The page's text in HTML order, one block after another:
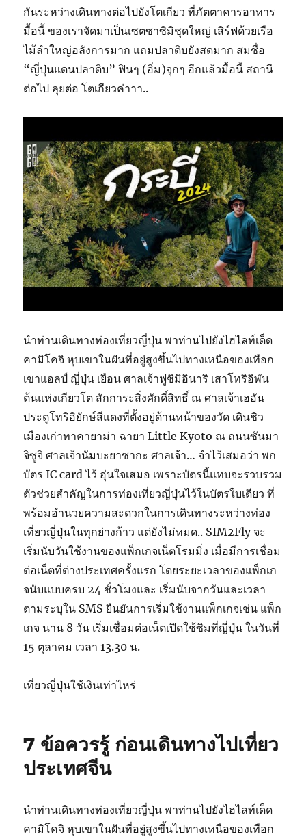
กันระหว่างเดินทางต่อไปยังโตเกียว ที่ภัตตาคารอาหาร
มื้อนี้ ของเราจัดมาเป็นเซตซาซิมิชุดใหญ่ เสิร์ฟด้วยเรือ
ไม้ลำใหญ่อลังการมาก แถมปลาดิบยังสดมาก สมชื่อ
“ญี่ปุ่นแดนปลาดิบ” ฟินๆ (อิ่ม)จุกๆ อีกแล้วมื้อนี้ สถานี
ต่อไป ลุยต่อ โตเกียวค่าาา..
นำท่านเดินทางท่องเที่ยวญี่ปุ่น พาท่านไปยังไฮไลท์เด็ด
คามิโคจิ หุบเขาในฝันที่อยู่สูงขึ้นไปทางเหนือของเทือก
เขาแอลป์ ญี่ปุ่น เยือน ศาลเจ้าฟูชิมิอินาริ เสาโทริอิพัน
ต้นแห่งเกียวโต สักการะสิ่งศักดิ์สิทธิ์ ณ ศาลเจ้าเฮอัน
ประตูโทริอิยักษ์สีแดงที่ตั้งอยู่ด้านหน้าของวัด เดินชิว
เมืองเก่าทาคายาม่า ฉายา Little Kyoto ณ ถนนซันมา
จิซูจิ ศาลเจ้านัมบะยาซากะ ศาลเจ้า… จำไว้เสมอว่า พก
บัตร IC card ไว้ อุ่นใจเสมอ เพราะบัตรนี้แทบจะรวบรวม
ตัวช่วยสำคัญในการท่องเที่ยวญี่ปุ่นไว้ในบัตรใบเดียว ที่
พร้อมอำนวยความสะดวกในการเดินทางระหว่างท่อง
เที่ยวญี่ปุ่นในทุกย่างก้าว แต่ยังไม่หมด.. SIM2Fly จะ
เริ่มนับวันใช้งานของแพ็กเกจเน็ตโรมมิ่ง เมื่อมีการเชื่อม
ต่อเน็ตที่ต่างประเทศครั้งแรก โดยระยะเวลาของแพ็กเก
จนับแบบครบ 24 ชั่วโมงและ เริ่มนับจากวันและเวลา
ตามระบุใน SMS ยืนยันการเริ่มใช้งานแพ็กเกจเช่น แพ็ก
เกจ นาน 8 วัน เริ่มเชื่อมต่อเน็ตเปิดใช้ซิมที่ญี่ปุ่น ในวันที่
15 ตุลาคม เวลา 13.30 น.
เที่ยวญี่ปุ่นใช้เงินเท่าไหร่
7 ข้อควรรู้ ก่อนเดินทางไปเที่ยว
ประเทศจีน
นำท่านเดินทางท่องเที่ยวญี่ปุ่น พาท่านไปยังไฮไลท์เด็ด
คามิโคจิ หุบเขาในฝันที่อยู่สูงขึ้นไปทางเหนือของเทือก